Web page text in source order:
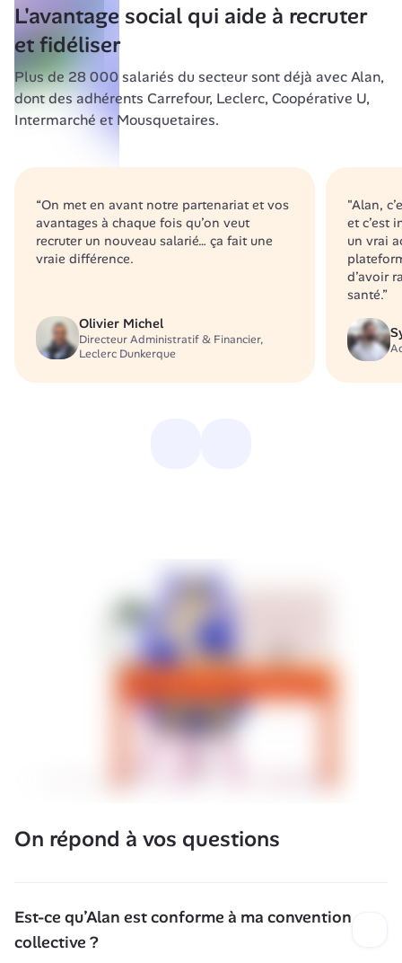
L'avantage social qui aide à recruter
et fidéliser
Plus de 28 000 salariés du secteur sont déjà avec Alan,
dont des adhérents Carrefour, Leclerc, Coopérative U,
Intermarché et Mousquetaires.
“On met en avant notre partenariat et vos
avantages à chaque fois qu’on veut
recruter un nouveau salarié… ça fait une
vraie différence.
Olivier Michel
Directeur Administratif & Financier,
Leclerc Dunkerque
"Alan,
et c’est
un vrai
d’avoir
santé.”
On répond à vos questions
Est-ce qu’Alan est conforme à ma convention
collective ?